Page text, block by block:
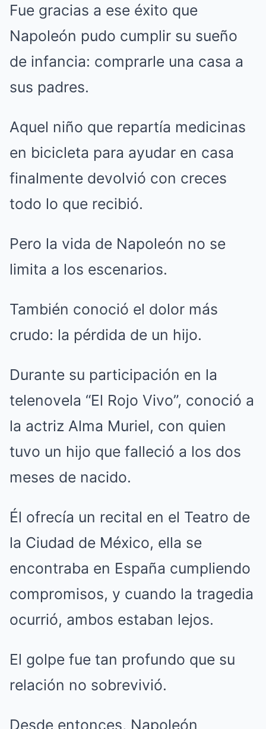
Fue gracias a ese éxito que
Napoleón pudo cumplir su sueño
de infancia: comprarle una casa a
sus padres.
Aquel niño que repartía medicinas
en bicicleta para ayudar en casa
finalmente devolvió con creces
todo lo que recibió.
Pero la vida de Napoleón no se
limita a los escenarios.
También conoció el dolor más
crudo: la pérdida de un hijo.
Durante su participación en la
telenovela “El Rojo Vivo”, conoció a
la actriz Alma Muriel, con quien
tuvo un hijo que falleció a los dos
meses de nacido.
Él ofrecía un recital en el Teatro de
la Ciudad de México, ella se
encontraba en España cumpliendo
compromisos, y cuando la tragedia
ocurrió, ambos estaban lejos.
El golpe fue tan profundo que su
relación no sobrevivió.
Desde entonces, Napoleón